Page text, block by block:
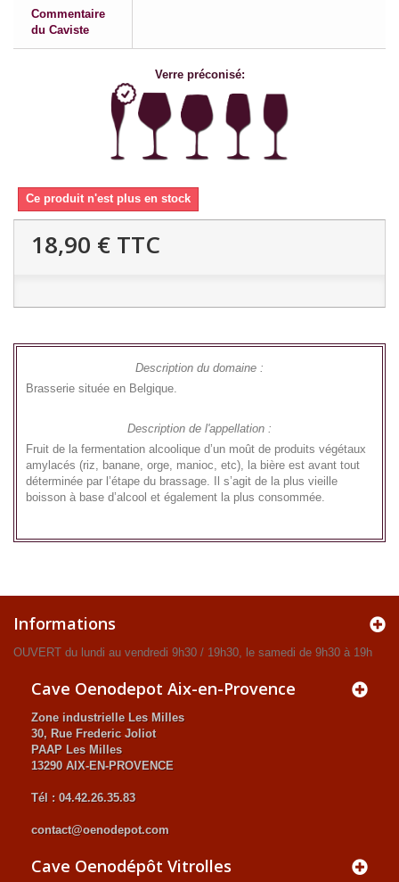
Commentaire
du Caviste
Verre préconisé:
Ce produit n'est plus en stock
18,90 € TTC
Description du domaine :
Brasserie située en Belgique.
Description de l'appellation :
Fruit de la fermentation alcoolique d’un moût de produits végétaux
amylacés (riz, banane, orge, manioc, etc), la bière est avant tout
déterminée par l’étape du brassage. Il s’agit de la plus vieille
boisson à base d’alcool et également la plus consommée.
Informations
OUVERT du lundi au vendredi 9h30 / 19h30, le samedi de 9h30 à 19h
Cave Oenodepot Aix-en-Provence
Zone industrielle Les Milles
30, Rue Frederic Joliot
PAAP Les Milles
13290 AIX-EN-PROVENCE
Tél : 04.42.26.35.83
contact@oenodepot.com
Cave Oenodépôt Vitrolles